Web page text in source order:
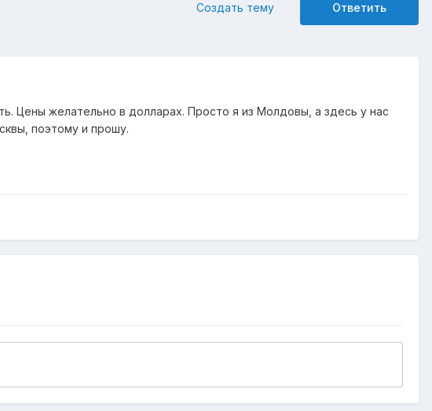
Ответить
Создать тему
Цены желательно в долларах. Просто я из Молдовы, а здесь у нас
поэтому и прошу.